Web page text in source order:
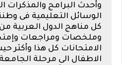
وأحدث البرامج والمذكرات
الوسائل التعليمية فى
كل مناهج الدول العربية
وملخصات ومراجعات
الامتحانات كل هذا وأكثر
الاطفال الى مرحلة